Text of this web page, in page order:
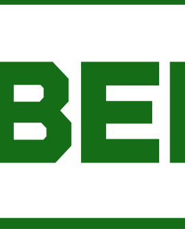
und bestätigen, dass die